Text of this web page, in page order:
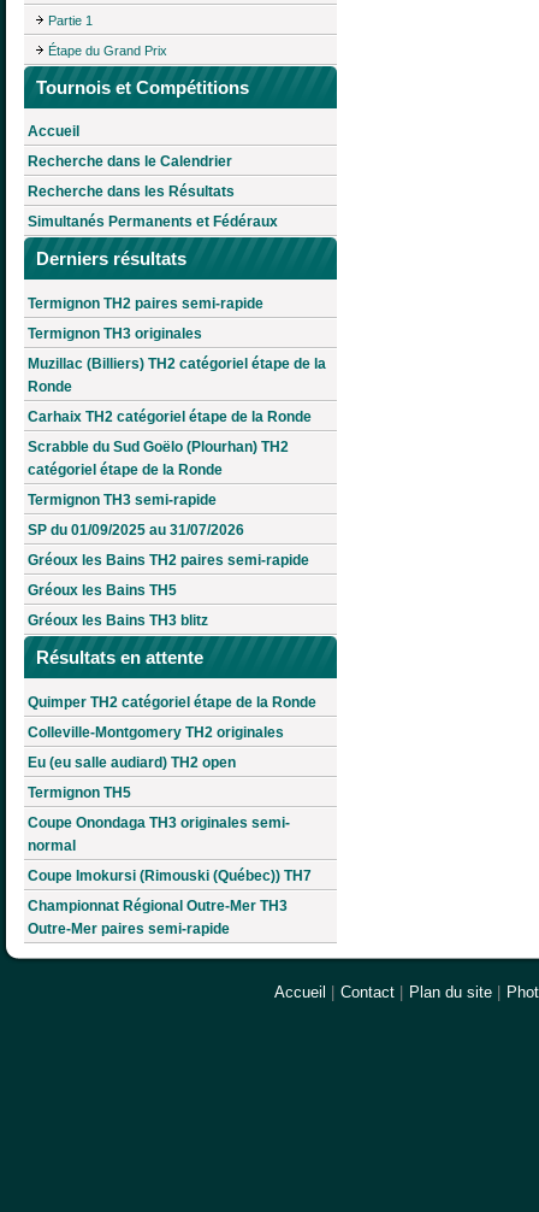
Partie 1
Étape du Grand Prix
Tournois et Compétitions
Accueil
Recherche dans le Calendrier
Recherche dans les Résultats
Simultanés Permanents et Fédéraux
Derniers résultats
Termignon TH2 paires semi-rapide
Termignon TH3 originales
Muzillac (Billiers) TH2 catégoriel étape de la
Ronde
Carhaix TH2 catégoriel étape de la Ronde
Scrabble du Sud Goëlo (Plourhan) TH2
catégoriel étape de la Ronde
Termignon TH3 semi-rapide
SP du 01/09/2025 au 31/07/2026
Gréoux les Bains TH2 paires semi-rapide
Gréoux les Bains TH5
Gréoux les Bains TH3 blitz
Résultats en attente
Quimper TH2 catégoriel étape de la Ronde
Colleville-Montgomery TH2 originales
Eu (eu salle audiard) TH2 open
Termignon TH5
Coupe Onondaga TH3 originales semi-
normal
Coupe Imokursi (Rimouski (Québec)) TH7
Championnat Régional Outre-Mer TH3
Outre-Mer paires semi-rapide
Accueil | Contact | Plan du site |